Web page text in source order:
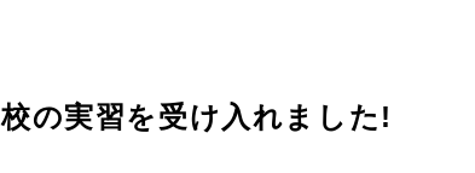
の実習を受け入れました!